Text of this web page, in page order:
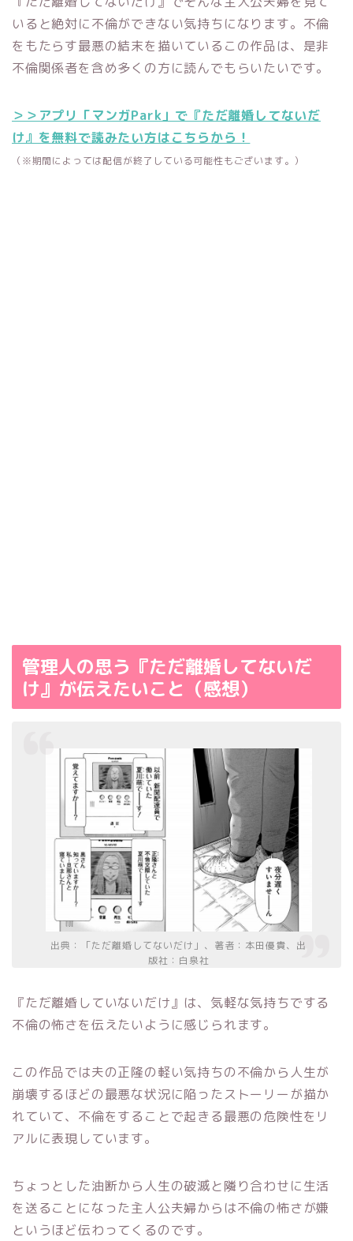
いると絶対に不倫ができない気持ちになります。不倫
をもたらす最悪の結末を描いているこの作品は、是非
不倫関係者を含め多くの方に読んでもらいたいです。
＞＞アプリ「マンガPark」で『ただ離婚してないだ
け』を無料で読みたい方はこちらから！
（※期間によっては配信が終了している可能性もございます。）
管理人の思う『ただ離婚してないだ
け』が伝えたいこと（感想）
出典：「ただ離婚してないだけ」、著者：本田優貴、出
版社：白泉社
『ただ離婚していないだけ』は、気軽な気持ちでする
不倫の怖さを伝えたいように感じられます。
この作品では夫の正隆の軽い気持ちの不倫から人生が
崩壊するほどの最悪な状況に陥ったストーリーが描か
れていて、不倫をすることで起きる最悪の危険性をリ
アルに表現しています。
ちょっとした油断から人生の破滅と隣り合わせに生活
を送ることになった主人公夫婦からは不倫の怖さが嫌
というほど伝わってくるのです。